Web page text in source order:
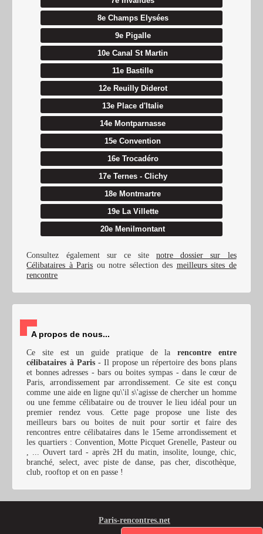
8e Champs Elysées
9e Pigalle
10e Canal St Martin
11e Bastille
12e Reuilly Diderot
13e Place d'Italie
14e Montparnasse
15e Convention
16e Trocadéro
17e Ternes - Clichy
18e Montmartre
19e La Villette
20e Menilmontant
Consultez également sur ce sitenotre dossier sur les
Célibataires à Paris ou notre sélection des meilleurs sites de
rencontre
A propos de nous...
Ce site est un guide pratique de la rencontre entre
célibataires à Paris- Il propose un répertoire des bons plans
et bonnes adresses - bars ou boites sympas - dans le cœur de
Paris, arrondissement par arrondissement. Ce site est conçu
comme une aide en ligne qu\'il s\'agisse de chercher un homme
ou une femme célibataire ou de trouver le lieu idéal pour un
premier rendez vous. Cette page propose une liste des
meilleurs bars ou boites de nuit pour sortir et faire des
rencontres entre célibataires dans le 15eme arrondissement et
les quartiers : Convention, Motte Picquet Grenelle, Pasteur ou
, ... Ouvert tard - après 2H du matin, insolite, lounge, chic,
branché, select, avec piste de danse, pas cher, discothèque,
club, rooftop et on en passe !
Paris-rencontres.net